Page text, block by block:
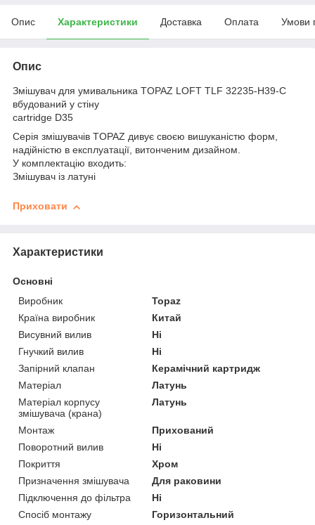
Опис Характеристики Доставка Оплата Умови
Опис
Змішувач для умивальника TOPAZ LOFT TLF 32235-H39-C
вбудований у стіну
cartridge D35
Серія змішувачів TOPAZ дивує своєю вишуканістю форм,
надійністю в експлуатації, витонченим дизайном.
У комплектацію входить:
Змішувач із латуні
Приховати
Характеристики
Основні
Виробник
Topaz
Країна виробник
Китай
Висувний вилив
Ні
Гнучкий вилив
Ні
Запірний клапан
Керамічний картридж
Матеріал
Латунь
Матеріал корпусу
змішувача (крана)
Латунь
Монтаж
Прихований
Поворотний вилив
Ні
Покриття
Хром
Призначення змішувача
Для раковини
Підключення до фільтра
Ні
Спосіб монтажу
Горизонтальний